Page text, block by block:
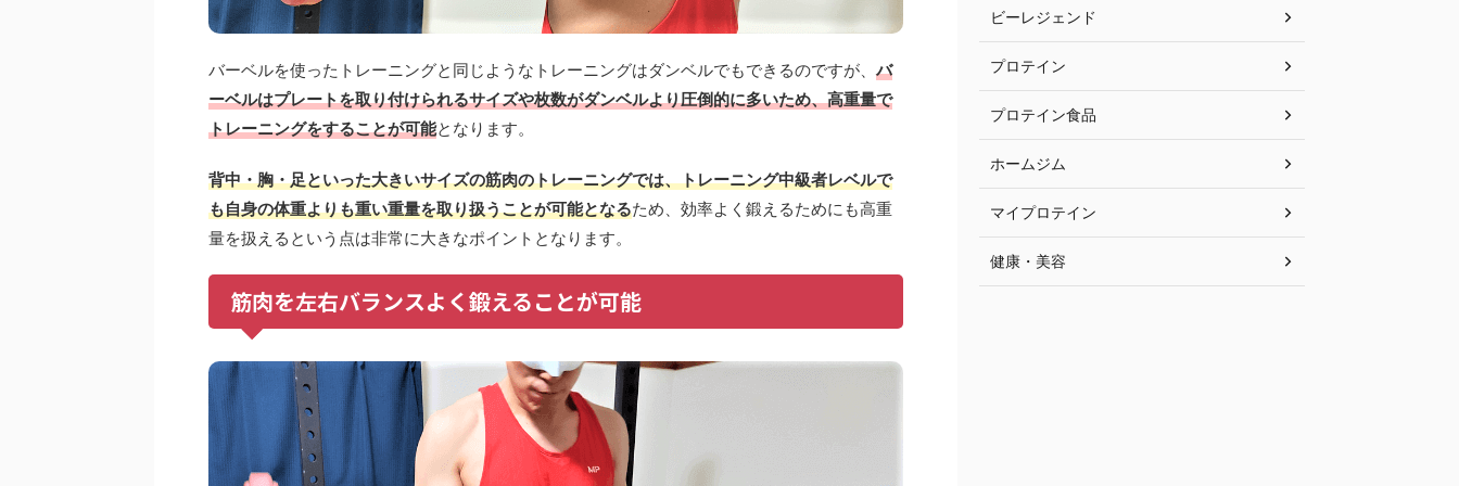
バーベルを使ったトレーニングと同じようなトレーニングはダンベルでもできるのですが、 バ
ーベルはプレートを取り付けられるサイズや枚数がダンベルより圧倒的に多いため、高重量で
トレーニングをすることが可能となります。
背中・胸・足といった大きいサイズの筋肉のトレーニングでは、トレーニング中級者レベルで
も自身の体重よりも重い重量を取り扱うことが可能となるため、効率よく鍛えるためにも高重
量を扱えるという点は非常に大きなポイントとなります。
筋肉を左右バランスよく鍛えることが可能
ビーレジェンド
プロテイン
プロテイン食品
ホームジム
マイプロテイン
健康・美容